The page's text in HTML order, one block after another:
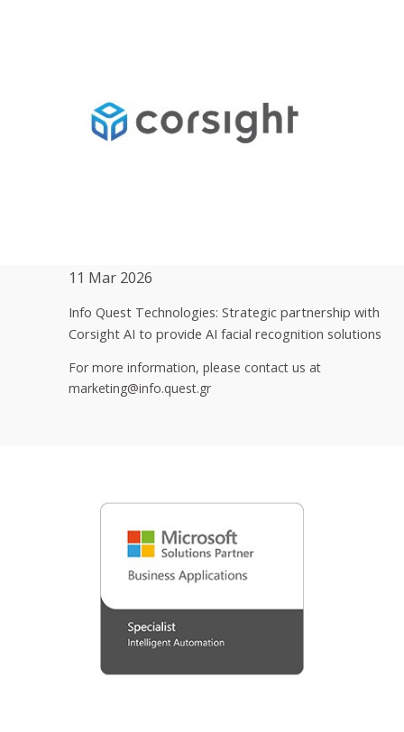
11 Mar 2026
Info Quest Technologies: Strategic partnership with
Corsight AI to provide AI facial recognition solutions
For more information, please contact us at
marketing@info.quest.gr